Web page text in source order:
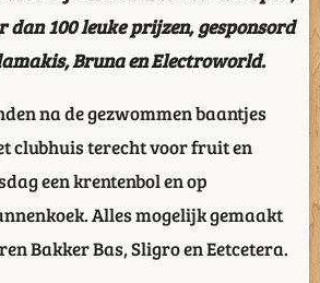
dan 100 leuke prijzen, gesponsord
Bruna en Electroworld.
na de gezwommen baantjes
clubhuis terecht voor fruit en
een krentenbol en op
Alles mogelijk gemaakt
Bakker Bas, Sligro en Eetcetera.